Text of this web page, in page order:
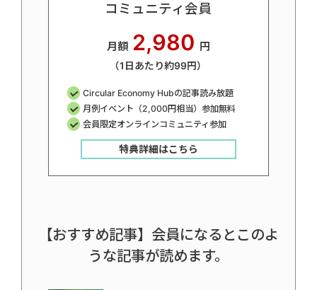
コミュニティ会員
月額 2,980 円
（1日あたり約99円）
Circular Economy Hubの記事読み放題
月例イベント（2,000円相当）参加無料
会員限定オンラインコミュニティ参加
特典詳細はこちら
【おすすめ記事】会員になるとこのよ
うな記事が読めます。